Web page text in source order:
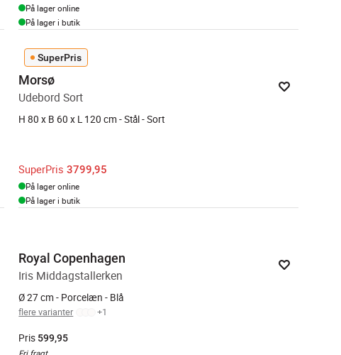
På lager online
På lager i butik
SuperPris
Morsø
Udebord Sort
H 80 x B 60 x L 120 cm - Stål - Sort
SuperPris 3799,95
På lager online
På lager i butik
Royal Copenhagen
Iris Middagstallerken
Ø 27 cm - Porcelæn - Blå
flere varianter +1
Pris 599,95